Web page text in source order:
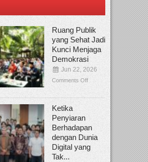
Ruang Publik
yang Sehat Jadi
Kunci Menjaga
Demokrasi
Jun 22, 2026
Comments Off
Ketika
Penyiaran
Berhadapan
dengan Dunia
Digital yang
Tak...